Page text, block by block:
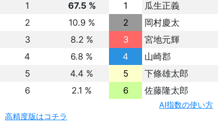
1 67.5 % 1
瓜生正義
2
10.9 % 2
岡村慶太
3
8.2 % 3
宮地元輝
4
6.8 % 4
山崎郡
5
4.4 % 5
下條雄太郎
6
2.1 % 6 佐藤隆太郎
AI指数の使い方
高精度版はコチラ